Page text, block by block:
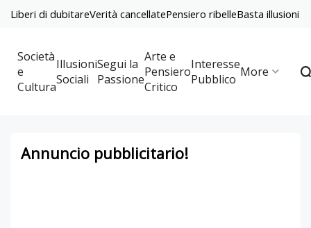
Liberi di dubitareVerità cancellatePensiero ribelleBasta illusioni
Società
e
Cultura
Illusioni
Sociali
Segui la
Passione
Arte e
Pensiero
Critico
Interesse
Pubblico More
Annuncio pubblicitario!